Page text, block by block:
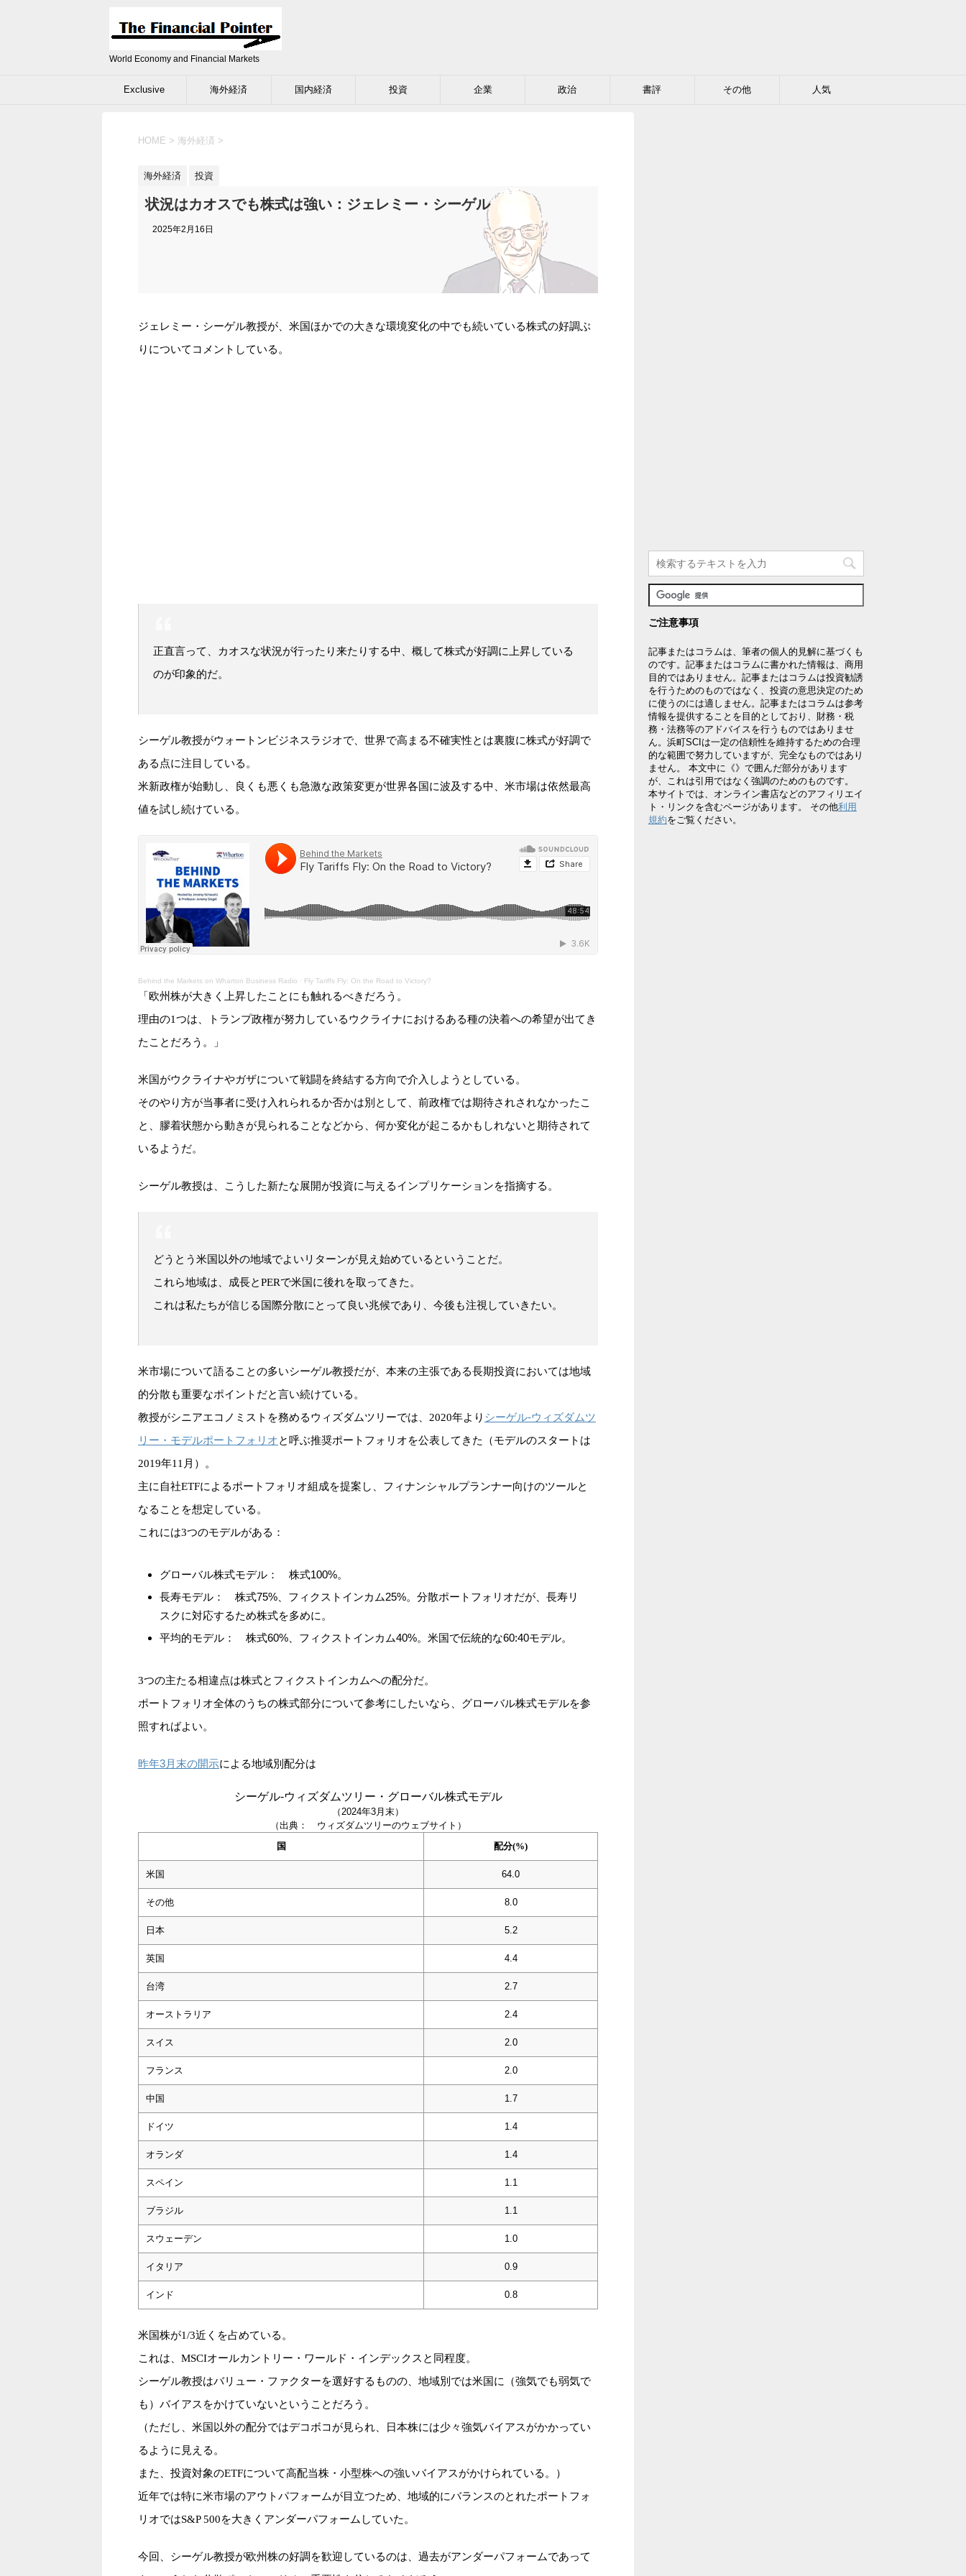
World Economy and Financial Markets
Exclusive 海外経済 国内経済 投資 企業 政治 書評 その他 人気
HOME > 海外経済 >
海外経済 投資
状況はカオスでも株式は強い：ジェレミー・シーゲル
2025年2月16日
ジェレミー・シーゲル教授が、米国ほかでの大きな環境変化の中でも続いている株式の好調ぶ
りについてコメントしている。
正直言って、カオスな状況が行ったり来たりする中、概して株式が好調に上昇している
のが印象的だ。
シーゲル教授がウォートンビジネスラジオで、世界で高まる不確実性とは裏腹に株式が好調で
ある点に注目している。
米新政権が始動し、良くも悪くも急激な政策変更が世界各国に波及する中、米市場は依然最高
値を試し続けている。
Behind the Markets on Wharton Business Radio · Fly Tariffs Fly: On the Road to Victory?
「欧州株が大きく上昇したことにも触れるべきだろう。
理由の1つは、トランプ政権が努力しているウクライナにおけるある種の決着への希望が出てき
たことだろう。」
米国がウクライナやガザについて戦闘を終結する方向で介入しようとしている。
そのやり方が当事者に受け入れられるか否かは別として、前政権では期待されされなかったこ
と、膠着状態から動きが見られることなどから、何か変化が起こるかもしれないと期待されて
いるようだ。
シーゲル教授は、こうした新たな展開が投資に与えるインプリケーションを指摘する。
どうとう米国以外の地域でよいリターンが見え始めているということだ。
これら地域は、成長とPERで米国に後れを取ってきた。
これは私たちが信じる国際分散にとって良い兆候であり、今後も注視していきたい。
米市場について語ることの多いシーゲル教授だが、本来の主張である長期投資においては地域
的分散も重要なポイントだと言い続けている。
教授がシニアエコノミストを務めるウィズダムツリーでは、2020年より シーゲル-ウィズダムツ
リー・モデルポートフォリオと呼ぶ推奨ポートフォリオを公表してきた（モデルのスタートは
2019年11月）。
主に自社ETFによるポートフォリオ組成を提案し、フィナンシャルプランナー向けのツールと
なることを想定している。
これには3つのモデルがある：
グローバル株式モデル： 株式100%。
長寿モデル： 株式75%、フィクストインカム25%。分散ポートフォリオだが、長寿リ
スクに対応するため株式を多めに。
平均的モデル： 株式60%、フィクストインカム40%。米国で伝統的な60:40モデル。
3つの主たる相違点は株式とフィクストインカムへの配分だ。
ポートフォリオ全体のうちの株式部分について参考にしたいなら、グローバル株式モデルを参
照すればよい。
昨年3月末の開示による地域別配分は
シーゲル-ウィズダムツリー・グローバル株式モデル
（2024年3月末）
（出典： ウィズダムツリーのウェブサイト）
国
配分(%)
米国 64.0
その他 8.0
日本 5.2
英国 4.4
台湾 2.7
オーストラリア 2.4
スイス 2.0
フランス 2.0
中国 1.7
ドイツ 1.4
オランダ 1.4
スペイン 1.1
ブラジル 1.1
スウェーデン 1.0
イタリア 0.9
インド 0.8
米国株が1/3近くを占めている。
これは、MSCIオールカントリー・ワールド・インデックスと同程度。
シーゲル教授はバリュー・ファクターを選好するものの、地域別では米国に（強気でも弱気で
も）バイアスをかけていないということだろう。
（ただし、米国以外の配分ではデコボコが見られ、日本株には少々強気バイアスがかかってい
るように見える。
また、投資対象のETFについて高配当株・小型株への強いバイアスがかけられている。）
近年では特に米市場のアウトパフォームが目立つため、地域的にバランスのとれたポートフォ
リオではS&P 500を大きくアンダーパフォームしていた。
今回、シーゲル教授が欧州株の好調を歓迎しているのは、過去がアンダーパフォームであって
ご注意事項
記事またはコラムは、筆者の個人的見解に基づくも
のです。記事またはコラムに書かれた情報は、商用
目的ではありません。記事またはコラムは投資勧誘
を行うためのものではなく、投資の意思決定のため
に使うのには適しません。記事またはコラムは参考
情報を提供することを目的としており、財務・税
務・法務等のアドバイスを行うものではありませ
ん。浜町SCIは一定の信頼性を維持するための合理
的な範囲で努力していますが、完全なものではあり
ません。 本文中に《》で囲んだ部分があります
が、これは引用ではなく強調のためのものです。
本サイトでは、オンライン書店などのアフィリエイ
ト・リンクを含むページがあります。 その他利用
規約をご覧ください。